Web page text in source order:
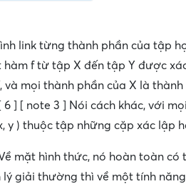
link từng thành phần của tập
hàm f từ tập X đến tập Y được
và mọi thành phần của X là
] [ note 3 ] Nói cách khác, với
y ) thuộc tập những cặp xác lập
mặt hình thức, nó hoàn toàn có
lý giải thường thì về một tính